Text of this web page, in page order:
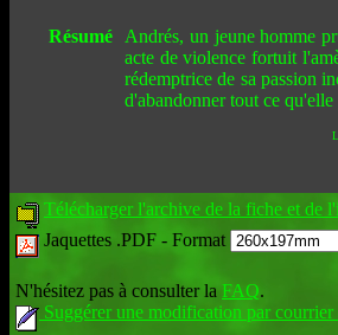
Résumé
Andrés, un jeune homme
acte de violence fortuit
rédemptrice de sa passion
d'abandonner tout ce
Télécharger l'archive de la fiche et de
Jaquettes .PDF - Format
N'hésitez pas à consulter la FAQ.
Suggérer une modification par